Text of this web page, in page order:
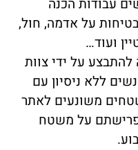
עבודות הכנה
על אדמה, חול,
ועוד…
על ידי צוות
ללא ניסיון עם
משונעים לאתר
על משטח